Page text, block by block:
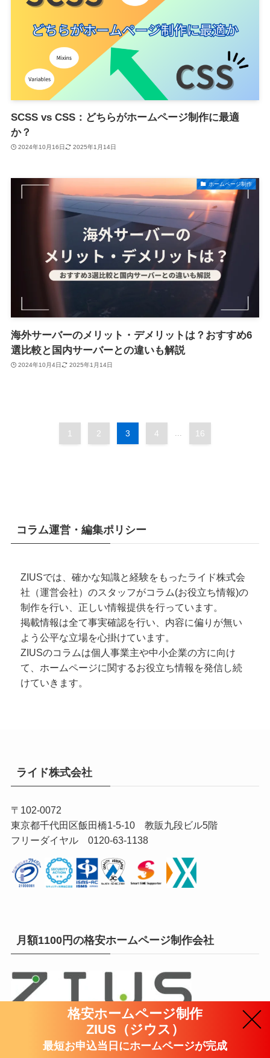
SCSS vs CSS：どちらがホームページ制作に最適
か？
2024年10月16日 2025年1月14日
ホームページ制作
海外サーバーのメリット・デメリットは？おすすめ6
選比較と国内サーバーとの違いも解説
2024年10月4日 2025年1月14日
1 2 3 4 ... 16
格安ホームページ制作
ZIUS（ジウス）
最短お申込当日にホームページが完成
コラム運営・編集ポリシー
ZIUSでは、確かな知識と経験をもったライド株式会
社（運営会社）のスタッフがコラム(お役立ち情報)の
制作を行い、正しい情報提供を行っています。
掲載情報は全て事実確認を行い、内容に偏りが無い
よう公平な立場を心掛けています。
ZIUSのコラムは個人事業主や中小企業の方に向け
て、ホームページに関するお役立ち情報を発信し続
けていきます。
ライド株式会社
〒102-0072
東京都千代田区飯田橋1-5-10 教販九段ビル5階
フリーダイヤル 0120-63-1138
月額1100円の格安ホームページ制作会社